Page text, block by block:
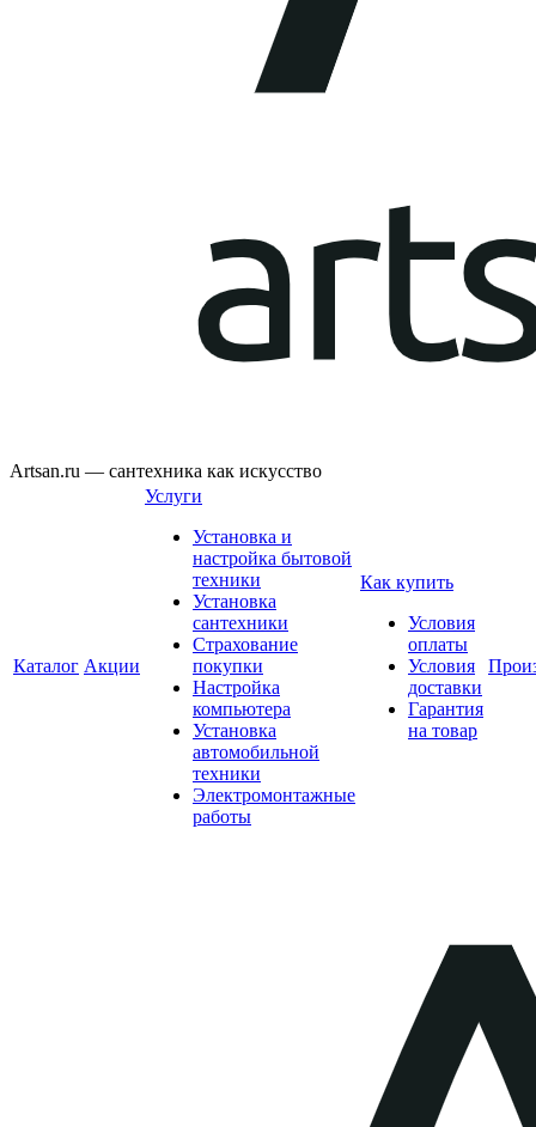
Artsan.ru — сантехника как искусство
Каталог Акции
Услуги
Установка и
настройка бытовой
техники
Установка
сантехники
Страхование
покупки
Настройка
компьютера
Установка
автомобильной
техники
Электромонтажные
работы
Как купить
Условия
оплаты
Условия
доставки
Гарантия
на товар